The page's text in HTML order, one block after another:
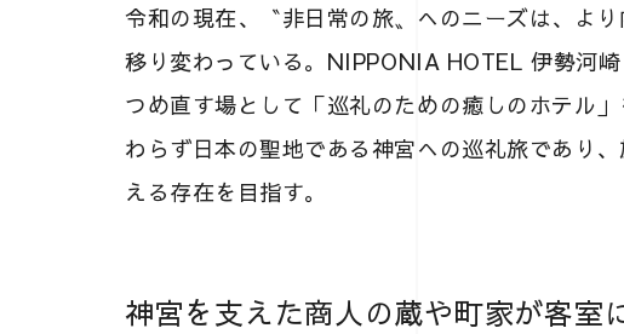
令和の現在、〝非日常の旅〟へのニーズは、よ
移り変わっている。NIPPONIA HOTEL 伊勢河
つめ直す場として「巡礼のための癒しのホテル
わらず日本の聖地である神宮への巡礼旅であり
える存在を目指す。
神宮を支えた商人の蔵や町家が客室